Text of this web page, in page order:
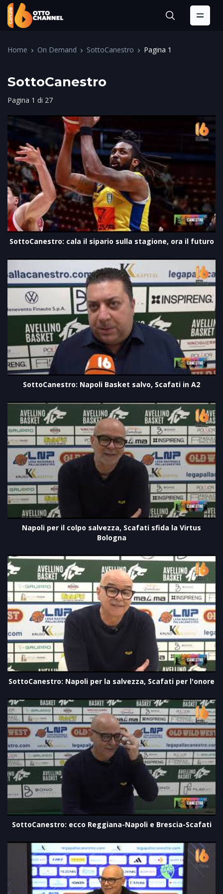
Home On Demand SottoCanestro Pagina 1
SottoCanestro
Pagina 1 di 27
SottoCanestro: cala il sipario sulla stagione, ora il futuro
SottoCanestro: Napoli Basket salvo, Scafati in A2
Napoli per il colpo salvezza, Scafati sfida la Virtus
Bologna
SottoCanestro: Napoli per la salvezza, Scafati per l'onore
SottoCanestro: ecco Reggiana-Napoli e Brescia-Scafati